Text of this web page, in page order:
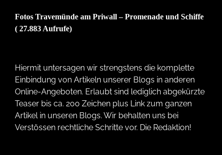
Fotos Travemünde am Priwall – Promenade und Schiffe
( 27.883 Aufrufe)
Hiermit untersagen wir strengstens die komplette
Einbindung von Artikeln unserer Blogs in anderen
Online-Angeboten. Erlaubt sind lediglich abgekürzte
Teaser bis ca. 200 Zeichen plus Link zum ganzen
Artikel in unseren Blogs. Wir behalten uns bei
Verstössen rechtliche Schritte vor. Die Redaktion!